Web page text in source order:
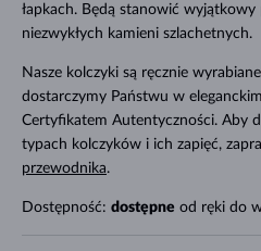
łapkach. Będą stanowić wyjątkowy
niezwykłych kamieni szlachetnych.
Nasze kolczyki są ręcznie
dostarczymy Państwu w
Certyfikatem Autentyczności. Aby
typach kolczyków i ich zapięć,
przewodnika.
Dostępność: dostępne od ręki do